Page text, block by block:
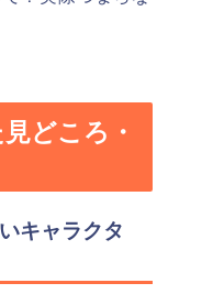
どころ・
キャラクタ